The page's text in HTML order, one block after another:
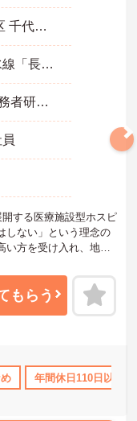
静岡県 静岡市葵区 千代田5-10-20
静岡鉄道静岡清水線「長沼(静岡)駅」バス・車5分
■介護福祉士、実務者研修、初任者研修 いずれか ※特養、老健、病院、有老などの実務経験1年以上ある方 ※身体介護の経験年以上ある方、機械浴の使用の経験のある方歓迎
する医療施設型ホスピ
しない」という理念の
方を受け入れ、地域
医療行為は看護師が
も食事介助や入浴介助
す。多職種で情報を共
超えているため急な勤
た訪問予定表に沿って
もらう
年間休日110日以上